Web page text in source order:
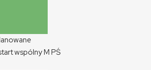
wspólnyM PŚ